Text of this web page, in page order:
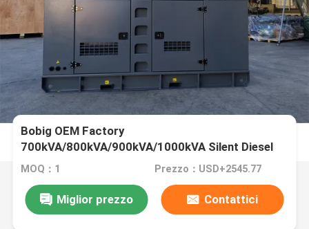
Bobig OEM Factory
700kVA/800kVA/900kVA/1000kVA Silent Diesel
Engine Generator con CE/ISO per l'industria
MOQ：1 Prezzo：USD+2545.77
Miglior prezzo Contattici